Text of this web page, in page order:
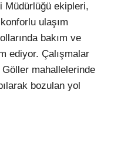
Müdürlüğü ekipleri,
ulaşım
bakım ve
ediyor. Çalışmalar
Göller mahallelerinde
bozulan yol